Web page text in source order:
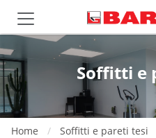
Soffitti e
Home
Soffitti e pareti tesi